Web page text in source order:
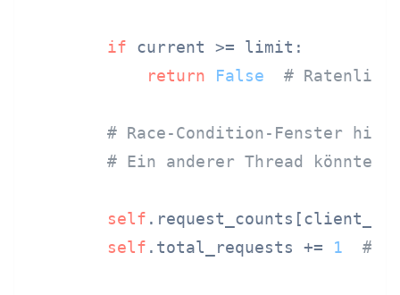
if current >= limit:
return
False #
# Race-Condition-Fenster
# Ein anderer Thread könnte
self
self .total_requests += 1 #